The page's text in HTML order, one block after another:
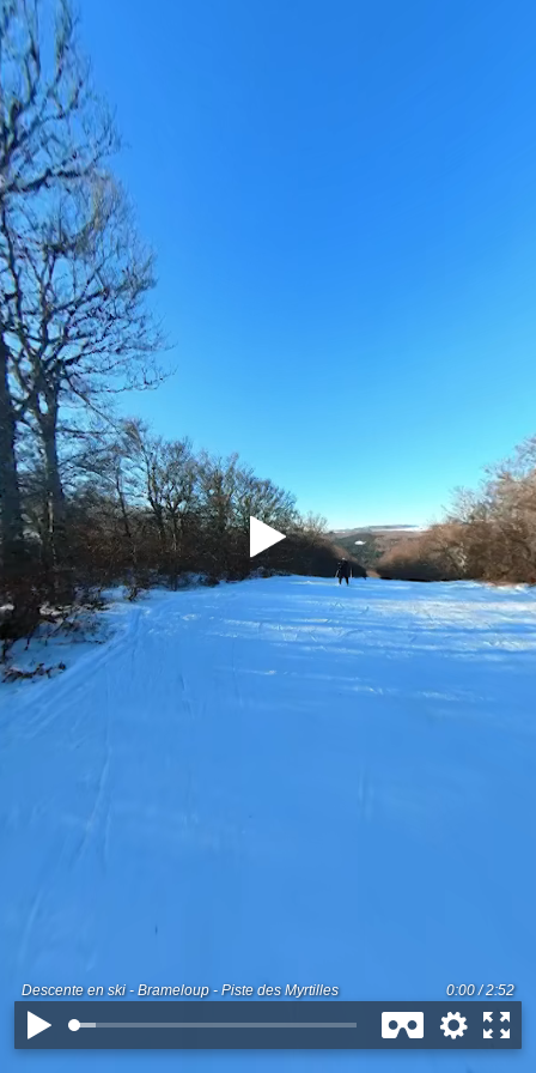
Descente en ski - Brameloup - Piste des Myrtilles 0:00 / 2:52